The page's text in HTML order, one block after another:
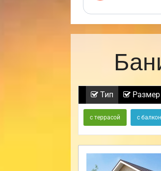
Тип Размер
с террасой с